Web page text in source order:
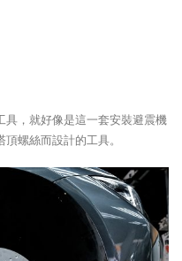
，就好像是這一套安裝避震機
螺絲而設計的工具。